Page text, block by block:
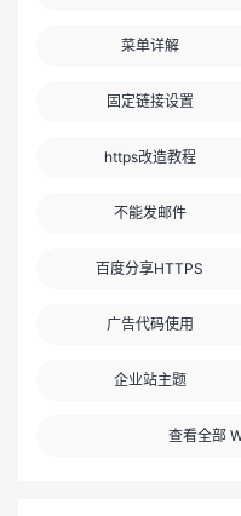
菜单详解
固定链接设置
https改造教程
不能发邮件
百度分享HTTPS
广告代码使用
企业站主题
查看全部